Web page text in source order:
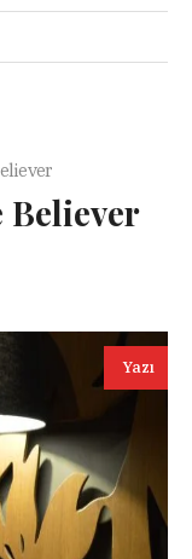
Believer
Yazı